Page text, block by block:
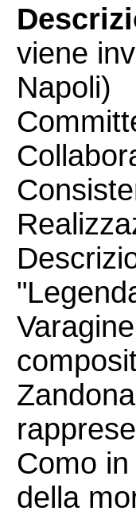
viene
Napoli)
Como
della